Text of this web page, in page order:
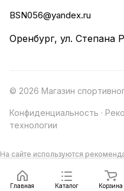
Главная Каталог Корзина
BSN056@yandex.ru
Оренбург, ул. Степана
© 2026 Магазин
Конфиденциальность ·
технологии
На сайте используются